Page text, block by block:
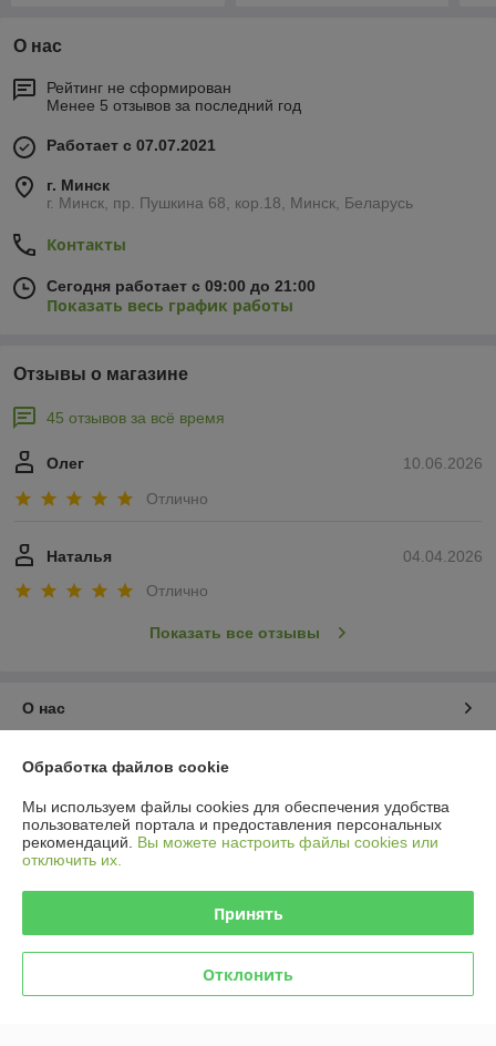
О нас
Рейтинг не сформирован
Менее 5 отзывов за последний год
Работает с 07.07.2021
г. Минск
г. Минск, пр. Пушкина 68, кор.18, Минск, Беларусь
Контакты
Сегодня работает с 09:00 до 21:00
Показать весь график работы
Отзывы о магазине
45 отзывов за всё время
10.06.2026
Олег
Отлично
04.04.2026
Наталья
Отлично
Показать все отзывы
О нас
Контакты
Доставка и оплата
График работы
Политика обработки cookies
Обработка файлов cookie
Мы используем файлы cookies для обеспечения удобства
пользователей портала и предоставления персональных
рекомендаций. Вы можете настроить файлы cookies или
отключить их.
Принять
Отклонить